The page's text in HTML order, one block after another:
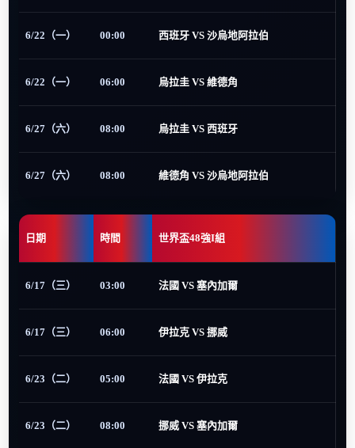
6/22（一） 00:00 西班牙 VS 沙烏地阿拉伯
6/22（一） 06:00 烏拉圭 VS 維德角
6/27（六） 08:00 烏拉圭 VS 西班牙
6/27（六） 08:00 維德角 VS 沙烏地阿拉伯
日期 時間 世界盃48強I組
6/17（三） 03:00 法國 VS 塞內加爾
6/17（三） 06:00 伊拉克 VS 挪威
6/23（二） 05:00 法國 VS 伊拉克
6/23（二） 08:00 挪威 VS 塞內加爾